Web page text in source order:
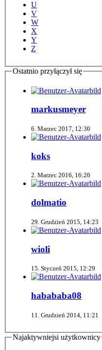
U
V
W
X
Y
Z
Ostatnio przyłączył się
markusmeyer
6. Marzec 2017, 12:30
koks
2. Marzec 2016, 16:26
dolmatio
29. Grudzień 2015, 14:23
wioli
15. Styczeń 2015, 12:29
habababa08
11. Grudzień 2014, 11:21
Najaktywniejsi użytkownicy